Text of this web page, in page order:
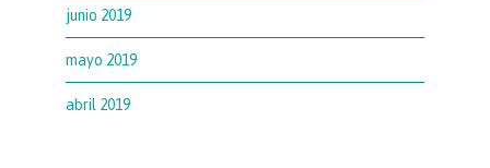
junio 2019
mayo 2019
abril 2019